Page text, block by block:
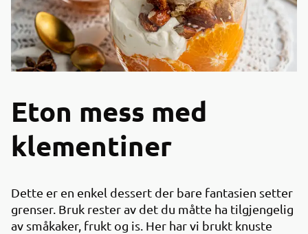
Eton mess med
klementiner
Dette er en enkel dessert der bare fantasien setter
grenser. Bruk rester av det du måtte ha tilgjengelig
av småkaker, frukt og is. Her har vi brukt knuste